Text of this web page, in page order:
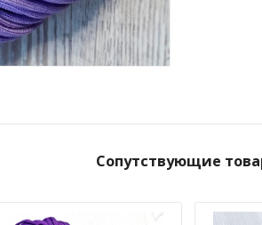
Сопутствующие